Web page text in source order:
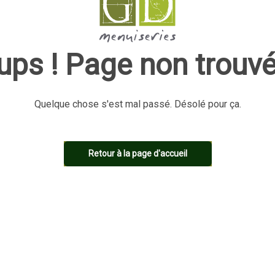
! Page non
Quelque chose s'est mal passé. Désolé pour ça.
Retour à la page d'accueil